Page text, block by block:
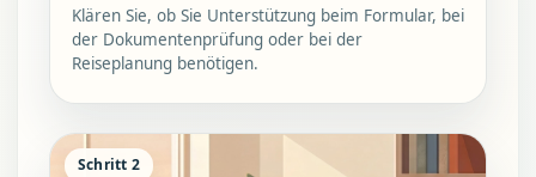
Klären Sie, ob Sie Unterstützung beim Formular, bei
der Dokumentenprüfung oder bei der
Reiseplanung benötigen.
Schritt 2